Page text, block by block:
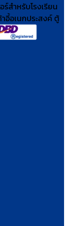
สำหรับโรงเรียน
าอี้อเนกประสงค์ ตู้